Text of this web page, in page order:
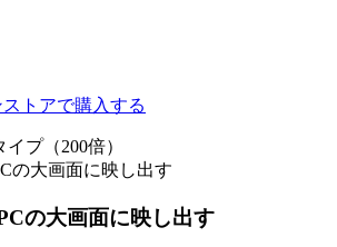
トアで購入する
の大画面に映し出す